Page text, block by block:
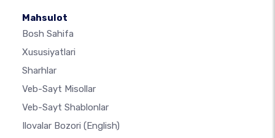
Mahsulot
Bosh Sahifa
Xususiyatlari
Sharhlar
Veb-Sayt Misollar
Veb-Sayt Shablonlar
Ilovalar Bozori (English)